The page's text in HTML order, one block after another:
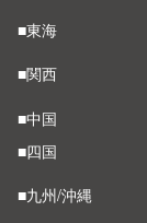
■東海
■関西
■中国
■四国
■九州/沖縄